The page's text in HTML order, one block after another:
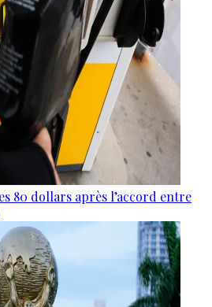
80 dollars après l’accord entre